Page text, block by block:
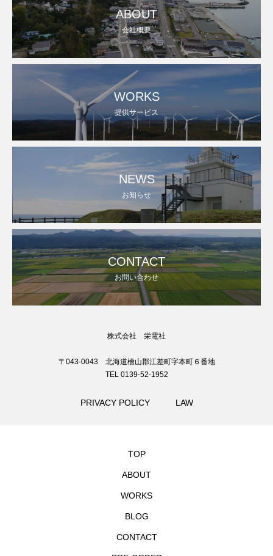
ABOUT
会社概要
WORKS
提供サービス
NEWS
お知らせ
CONTACT
お問い合わせ
株式会社 栄電社
〒043-0043 北海道檜山郡江差町字本町６番地
TEL 0139-52-1952
PRIVACY POLICY LAW
TOP
ABOUT
WORKS
BLOG
CONTACT